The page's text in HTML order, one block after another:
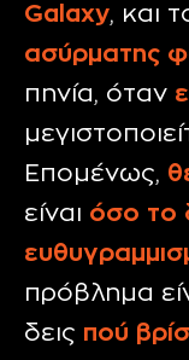
Galaxy, και
ασύρματης
πηνία, όταν
Επομένως,
είναι όσο το
πρόβλημα
δεις πού